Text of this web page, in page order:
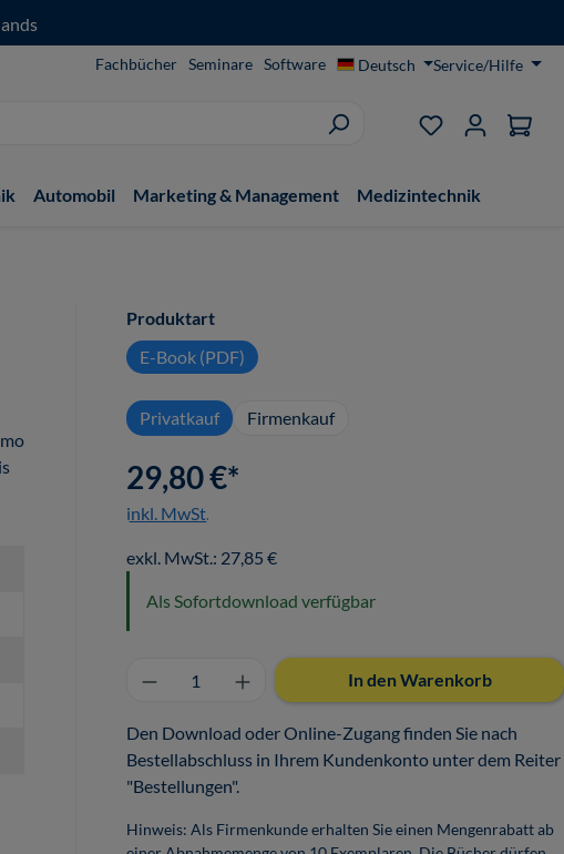
Fachbücher Seminare Software Deutsch Service/Hilfe
Du hast 0
Automobil Marketing & Management Medizintechnik
Produktartauswählen
E-Book (PDF)
Privatkauf Firmenkauf
29,80 €*
inkl. MwSt.
exkl. MwSt.: 27,85 €
Als Sofortdownload verfügbar
Produkt Anzahl: Gib denIn den Warenkorb
Den Download oder Online-Zugang finden Sie nach
Bestellabschluss in Ihrem Kundenkonto unter dem Reiter
"Bestellungen".
Hinweis: Als Firmenkunde erhalten Sie einen Mengenrabatt ab